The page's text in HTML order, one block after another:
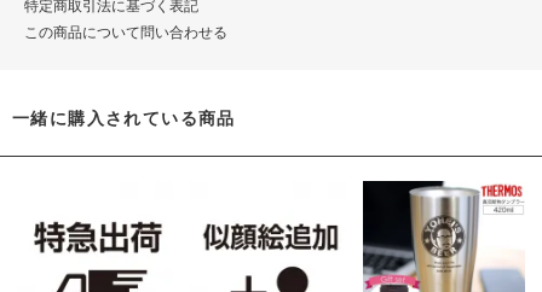
特定商取引法に基づく表記
この商品について問い合わせる
一緒に購入されている商品